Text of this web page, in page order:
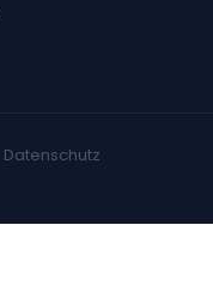
Datenschutz